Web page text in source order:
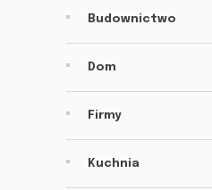
Budownictwo
Dom
Firmy
Kuchnia